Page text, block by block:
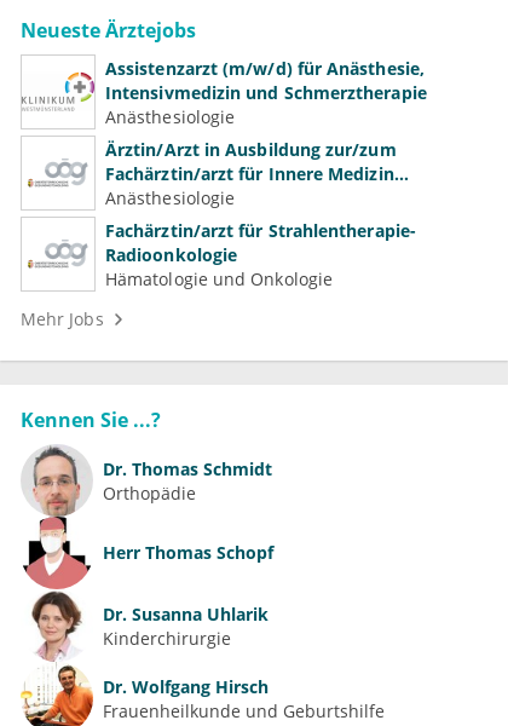
Neueste Ärztejobs
Assistenzarzt (m/w/d) für Anästhesie,
Intensivmedizin und Schmerztherapie
Anästhesiologie
Ärztin/Arzt in Ausbildung zur/zum
Fachärztin/arzt für Innere Medizin
(Kardiologie, Nephrologie, Intensivmedizin)
Anästhesiologie
Fachärztin/arzt für Strahlentherapie-
Radioonkologie
Hämatologie und Onkologie
Mehr Jobs
Kennen Sie ...?
Dr. Thomas Schmidt
Orthopädie
Herr Thomas Schopf
Dr. Susanna Uhlarik
Kinderchirurgie
Dr. Wolfgang Hirsch
Frauenheilkunde und Geburtshilfe